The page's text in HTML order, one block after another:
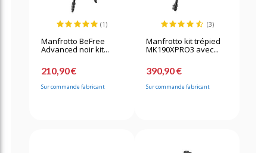
(1)
Manfrotto BeFree
Advanced noir kit...
210,90 €
Sur commande fabricant
(3)
Manfrotto kit trépied
MK190XPRO3 avec...
390,90 €
Sur commande fabricant